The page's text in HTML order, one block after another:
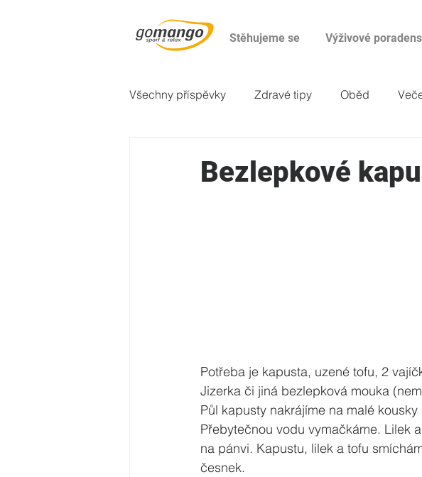
Stěhujeme se Výživové
Všechny příspěvky Zdravé tipy Oběd
Bezlepkové
Potřeba je kapusta, uzené tofu, 2
Jizerka či jiná bezlepková mouka
Půl kapusty nakrájíme na malé
Přebytečnou vodu vymačkáme. Lilek
na pánvi. Kapustu, lilek a tofu
česnek.